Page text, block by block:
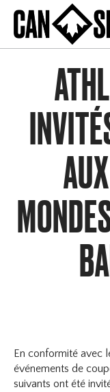
En conformité avec
événements de
suivants ont été